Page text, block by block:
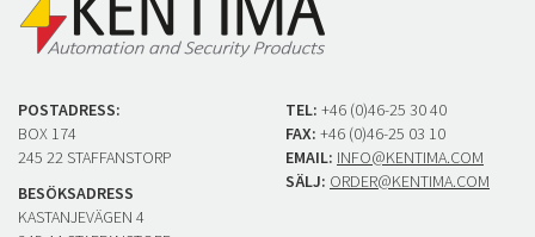
POSTADRESS:
BOX 174
245 22 STAFFANSTORP
BESÖKSADRESS
KASTANJEVÄGEN 4
TEL: +46 (0)46-25 30 40
FAX: +46 (0)46-25 03 10
EMAIL: INFO@KENTIMA.COM
SÄLJ: ORDER@KENTIMA.COM